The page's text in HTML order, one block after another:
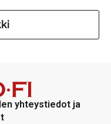
yhteystiedot ja